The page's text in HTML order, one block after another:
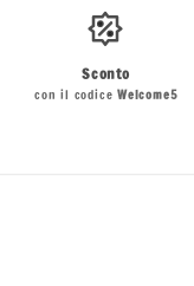
Sconto
con il codiceWelcome5